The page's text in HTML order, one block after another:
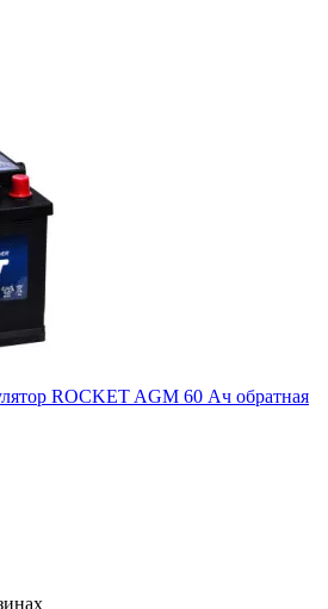
ROCKET AGM 60 Ач обратная